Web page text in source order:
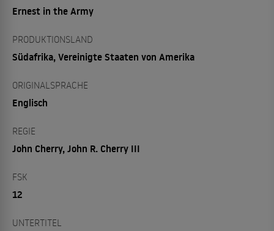
Ernest in the Army
PRODUKTIONSLAND
Südafrika, Vereinigte Staaten von Amerika
ORIGINALSPRACHE
Englisch
REGIE
John Cherry, John R. Cherry III
FSK
12
UNTERTITEL